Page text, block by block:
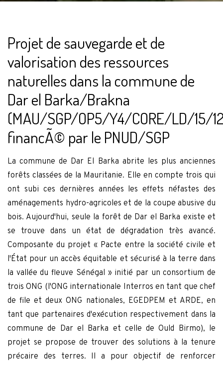
Projet de sauvegarde et de
valorisation des ressources
naturelles dans la commune de
Dar el Barka/Brakna
(MAU/SGP/OP5/Y4/CORE/LD/15/
financÃ© par le PNUD/SGP
La commune de Dar El Barka abrite les plus anciennes
forêts classées de la Mauritanie. Elle en compte trois qui
ont subi ces dernières années les effets néfastes des
aménagements hydro-agricoles et de la coupe abusive du
bois. Aujourd'hui, seule la forêt de Dar el Barka existe et
se trouve dans un état de dégradation très avancé.
Composante du projet « Pacte entre la société civile et
l'État pour un accès équitable et sécurisé à la terre dans
la vallée du fleuve Sénégal » initié par un consortium de
trois ONG (l'ONG internationale Interros en tant que chef
de file et deux ONG nationales, EGEDPEM et ARDE, en
tant que partenaires d'exécution respectivement dans la
commune de Dar el Barka et celle de Ould Birmo), le
projet se propose de trouver des solutions à la tenure
précaire des terres. Il a pour objectif de renforcer